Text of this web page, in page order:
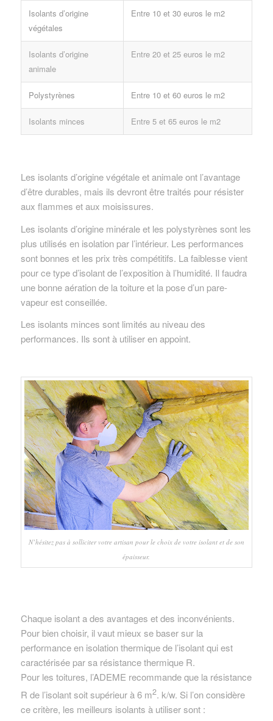
Isolants d’origine
végétales
Entre 10 et 30 euros le m2
Isolants d’origine
animale
Entre 20 et 25 euros le m2
Polystyrènes Entre 10 et 60 euros le m2
Isolants minces Entre 5 et 65 euros le m2
Les isolants d’origine végétale et animale ont l’avantage
d’être durables, mais ils devront être traités pour résister
aux flammes et aux moisissures.
Les isolants d’origine minérale et les polystyrènes sont les
plus utilisés en isolation par l’intérieur. Les performances
sont bonnes et les prix très compétitifs. La faiblesse vient
pour ce type d’isolant de l’exposition à l’humidité. Il faudra
une bonne aération de la toiture et la pose d’un pare-
vapeur est conseillée.
Les isolants minces sont limités au niveau des
performances. Ils sont à utiliser en appoint.
N’hésitez pas à solliciter votre artisan pour le choix de votre isolant et de son
épaisseur.
Chaque isolant a des avantages et des inconvénients.
Pour bien choisir, il vaut mieux se baser sur la
performance en isolation thermique de l’isolant qui est
caractérisée par sa résistance thermique R.
Pour les toitures, l’ADEME recommande que la résistance
R de l’isolant soit supérieur à 6 m2. k/w. Si l’on considère
ce critère, les meilleurs isolants à utiliser sont :